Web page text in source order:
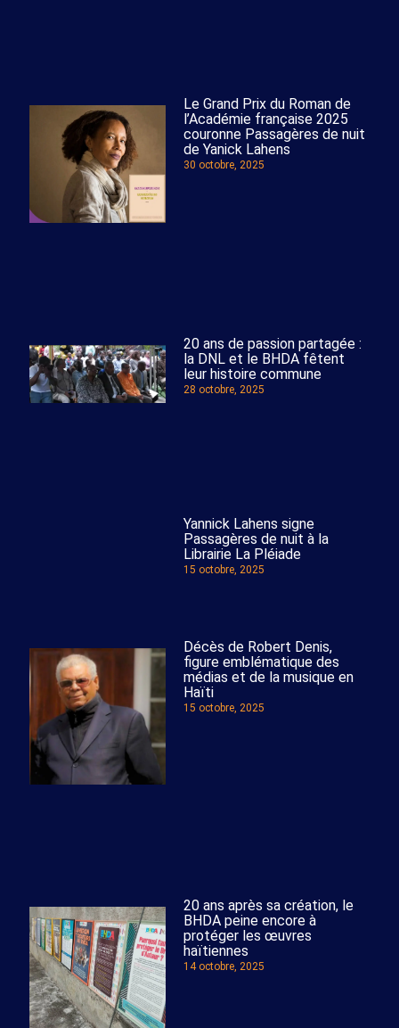
Le Grand Prix du Roman de
l’Académie française 2025
couronne Passagères de nuit
de Yanick Lahens
30 octobre, 2025
20 ans de passion partagée :
la DNL et le BHDA fêtent
leur histoire commune
28 octobre, 2025
Yannick Lahens signe
Passagères de nuit à la
Librairie La Pléiade
15 octobre, 2025
Décès de Robert Denis,
figure emblématique des
médias et de la musique en
Haïti
15 octobre, 2025
20 ans après sa création, le
BHDA peine encore à
protéger les œuvres
haïtiennes
14 octobre, 2025